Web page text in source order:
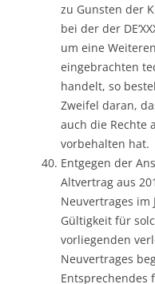
zu Gunsten der
bei der der
um eine
eingebrachten
handelt, so
Zweifel daran,
auch die Rechte
vorbehalten hat.
Entgegen der
Altvertrag aus
Neuvertrages im
Gültigkeit für
vorliegenden
Neuvertrages
Entsprechendes